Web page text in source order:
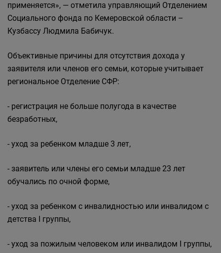
применяется», — отметила управляющий Отделением
Социального фонда по Кемеровской области –
Кузбассу Людмила Бабичук.
Объективные причины для отсутствия дохода у
заявителя или членов его семьи, которые учитывает
региональное Отделение СФР:
- регистрация не больше полугода в качестве
безработных,
- уход за ребенком младше 3 лет,
- заявитель или члены его семьи младше 23 лет
обучались по очной форме,
- уход за ребенком с инвалидностью или инвалидом с
детства I группы,
- уход за пожилым человеком или инвалидом I группы,